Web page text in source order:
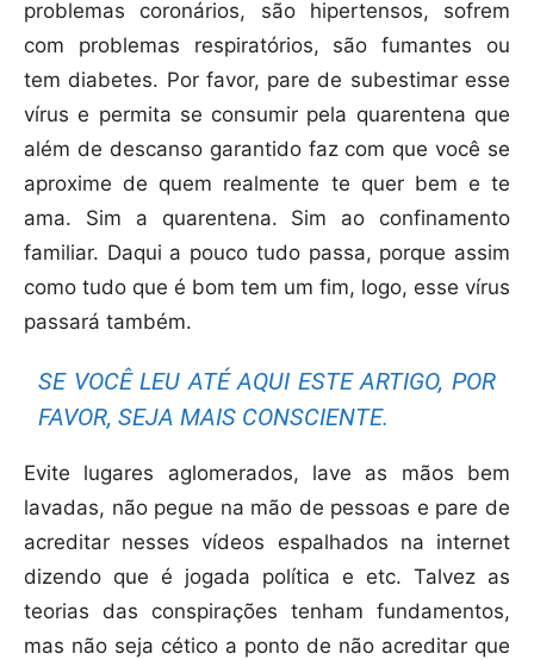
problemas coronários, são hipertensos, sofrem
com problemas respiratórios, são fumantes ou
tem diabetes. Por favor, pare de subestimar esse
vírus e permita se consumir pela quarentena que
além de descanso garantido faz com que você se
aproxime de quem realmente te quer bem e te
ama. Sim a quarentena. Sim ao confinamento
familiar. Daqui a pouco tudo passa, porque assim
como tudo que é bom tem um fim, logo, esse vírus
passará também.
SE VOCÊ LEU ATÉ AQUI ESTE ARTIGO, POR
FAVOR, SEJA MAIS CONSCIENTE.
Evite lugares aglomerados, lave as mãos bem
lavadas, não pegue na mão de pessoas e pare de
acreditar nesses vídeos espalhados na internet
dizendo que é jogada política e etc. Talvez as
teorias das conspirações tenham fundamentos,
mas não seja cético a ponto de não acreditar que